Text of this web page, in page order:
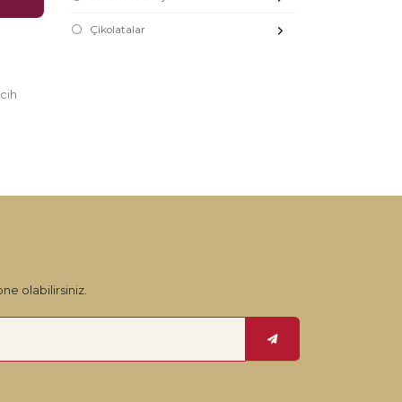
Çikolatalar
olabilirsiniz.